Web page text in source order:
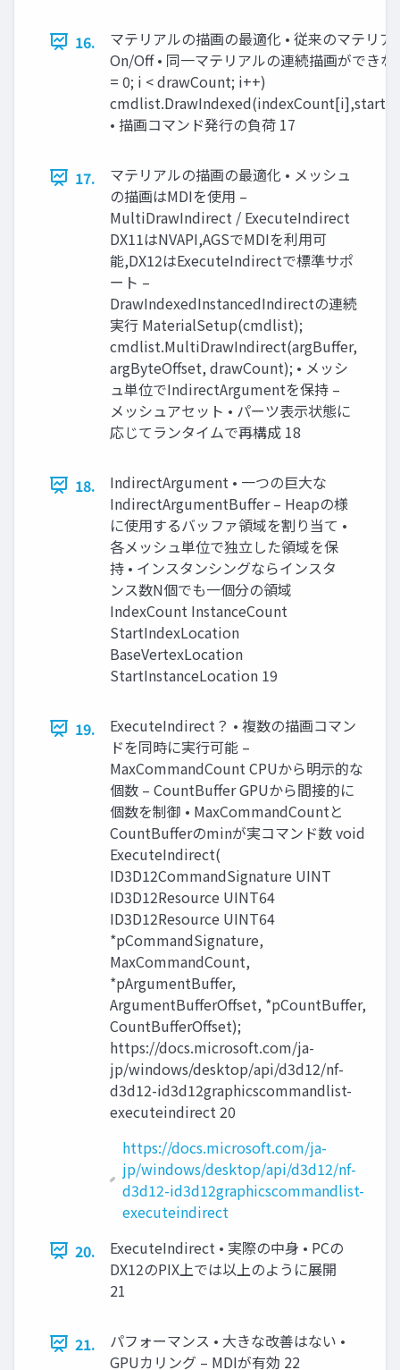
16.
マテリアルの描画の最適化 • 従来のマテリ
On/Off • 同一マテリアルの連続描画がで
= 0; i < drawCount; i++)
• 描画コマンド発行の負荷 17
17.
マテリアルの描画の最適化 • メッシュ
の描画はMDIを使用 –
MultiDrawIndirect / ExecuteIndirect
DX11はNVAPI,AGSでMDIを利用可
能,DX12はExecuteIndirectで標準サポ
ート –
DrawIndexedInstancedIndirectの連続
実行 MaterialSetup(cmdlist);
cmdlist.MultiDrawIndirect(argBuffer,
argByteOffset, drawCount); • メッシ
ュ単位でIndirectArgumentを保持 –
メッシュアセット • パーツ表示状態に
応じてランタイムで再構成 18
18.
IndirectArgument • 一つの巨大な
IndirectArgumentBuffer – Heapの様
に使用するバッファ領域を割り当て •
各メッシュ単位で独立した領域を保
持 • インスタンシングならインスタ
ンス数N個でも一個分の領域
IndexCount InstanceCount
StartIndexLocation
BaseVertexLocation
StartInstanceLocation 19
19.
ExecuteIndirect？ • 複数の描画コマン
ドを同時に実行可能 –
MaxCommandCount CPUから明示的な
個数 – CountBuffer GPUから間接的に
個数を制御 • MaxCommandCountと
CountBufferのminが実コマンド数 void
ExecuteIndirect(
ID3D12CommandSignature UINT
ID3D12Resource UINT64
ID3D12Resource UINT64
*pCommandSignature,
MaxCommandCount,
*pArgumentBuffer,
ArgumentBufferOffset, *pCountBuffer,
CountBufferOffset);
https://docs.microsoft.com/ja-
jp/windows/desktop/api/d3d12/nf-
d3d12-id3d12graphicscommandlist-
executeindirect 20
https://docs.microsoft.com/ja-
jp/windows/desktop/api/d3d12/nf-
d3d12-id3d12graphicscommandlist-
executeindirect
20.
ExecuteIndirect • 実際の中身 • PCの
DX12のPIX上では以上のように展開
21
21.
パフォーマンス • 大きな改善はない •
GPUカリング – MDIが有効 22